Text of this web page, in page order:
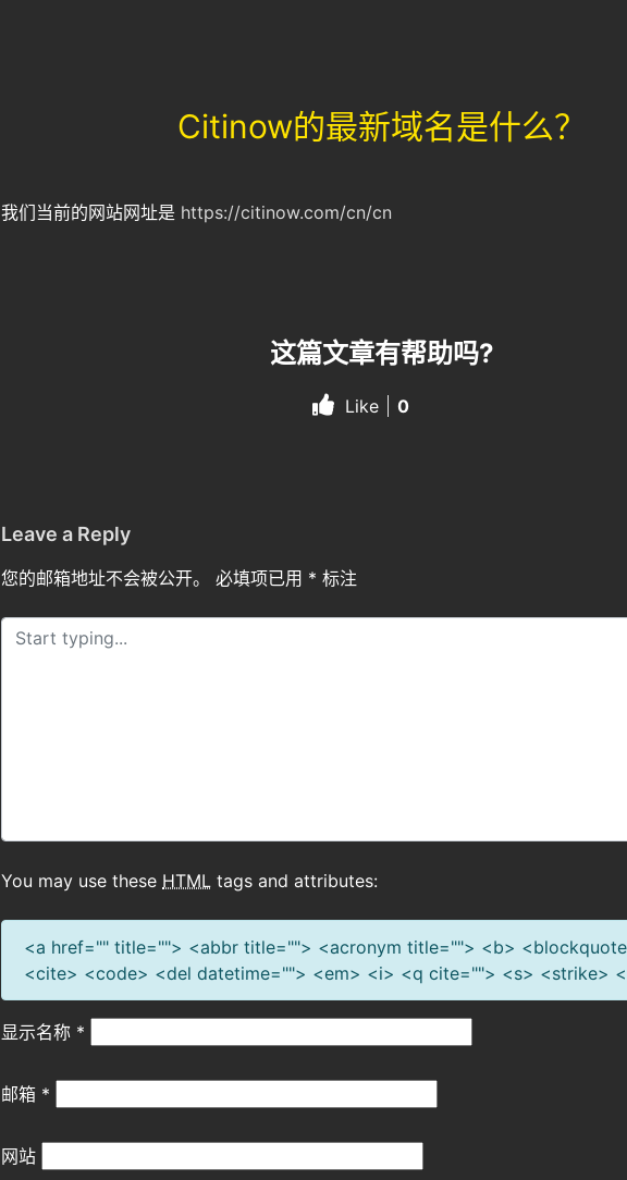
Citinow的最新域名是什么？
我们当前的网站网址是 https://citinow.com/cn/cn
这篇文章有帮助吗?
Like 0
Leave a Reply
您的邮箱地址不会被公开。 必填项已用 * 标注
You may use these HTML tags and attributes:
<a href="" title=""> <abbr title=""> <acronym title=""> <b>
<cite> <code> <del datetime=""> <em> <i> <q cite=""> <s> <strike>
显示名称 *
邮箱 *
网站